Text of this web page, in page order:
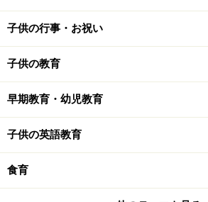
子供の行事・お祝い
子供の教育
早期教育・幼児教育
子供の英語教育
食育